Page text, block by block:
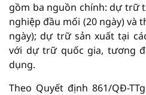
gồm ba nguồn chính: dự trữ
nghiệp đầu mối (20 ngày) và
ngày); dự trữ sản xuất tại
với dự trữ quốc gia, tương
dụng.
Theo Quyết định 861/QĐ-